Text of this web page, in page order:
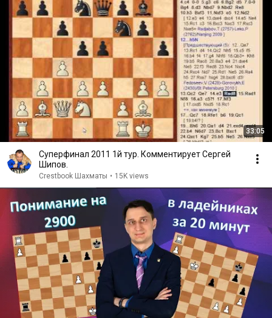
33:05
Суперфинал 2011 1й тур. Комментирует Сергей
Шипов.
Crestbook Шахматы • 15K views